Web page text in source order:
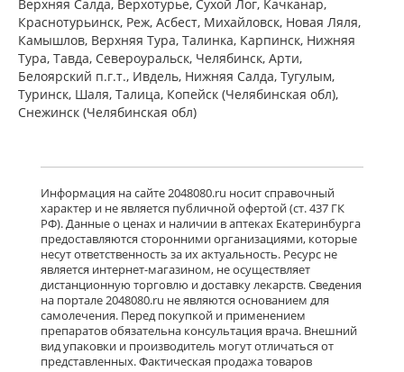
есть в 1 аптеках
от 1 183,00 до 1 183,00
Венарус (табл. п. плен. о. 50 мг+450
мг № 60) Алиум АО (Московская
обл,.рп. Оболенск) Россия
есть в 1 аптеках
Детралекс (табл. п. плен. о. 1000 мг
№ 60) Лаборатории Сервье
Индастри Франция Сервье РУС ООО
Россия
есть в 1 аптеках
от 3 232,00 до 3 232,00
Флебавен (табл. п. плен. о. 500 мг №
32) КРКА-Рус ООО Россия
есть в 1 аптеках
от 920,00 до 920,00
Верхняя Салда, Верхотурье, Сухой Лог, Качканар,
Краснотурьинск, Реж, Асбест, Михайловск, Новая Ляля,
Камышлов, Верхняя Тура, Талинка, Карпинск, Нижняя
Тура, Тавда, Североуральск, Челябинск, Арти,
Белоярский п.г.т., Ивдель, Нижняя Салда, Тугулым,
Туринск, Шаля, Талица, Копейск (Челябинская обл),
Снежинск (Челябинская обл)
Информация на сайте 2048080.ru носит справочный
характер и не является публичной офертой (ст. 437 ГК
РФ). Данные о ценах и наличии в аптеках Екатеринбурга
предоставляются сторонними организациями, которые
несут ответственность за их актуальность. Ресурс не
является интернет-магазином, не осуществляет
дистанционную торговлю и доставку лекарств. Сведения
на портале 2048080.ru не являются основанием для
самолечения. Перед покупкой и применением
препаратов обязательна консультация врача. Внешний
вид упаковки и производитель могут отличаться от
представленных. Фактическая продажа товаров